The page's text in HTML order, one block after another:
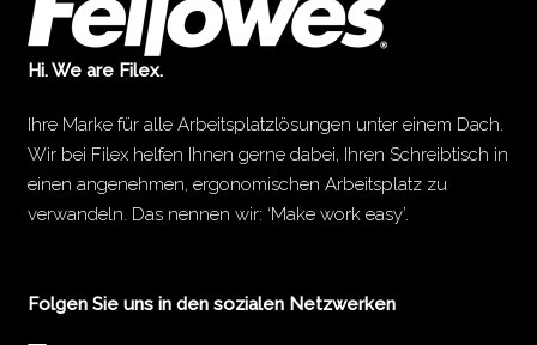
Hi. We are Filex.
Ihre Marke für alle Arbeitsplatzlösungen unter einem Dach.
Wir bei Filex helfen Ihnen gerne dabei, Ihren Schreibtisch in
einen angenehmen, ergonomischen Arbeitsplatz zu
verwandeln. Das nennen wir: ‘Make work easy’.
Folgen Sie uns in den sozialen Netzwerken